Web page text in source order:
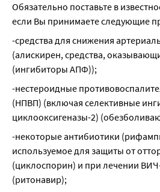
Обязательно поставьте в
если Вы принимаете следующие
-средства для снижения
(алискирен, средства,
(ингибиторы АПФ));
-нестероидные
(НПВП) (включая селективные
циклооксигеназы-2)
-некоторые антибиотики
используемое для защиты от
(циклоспорин) и при лечении
(ритонавир);